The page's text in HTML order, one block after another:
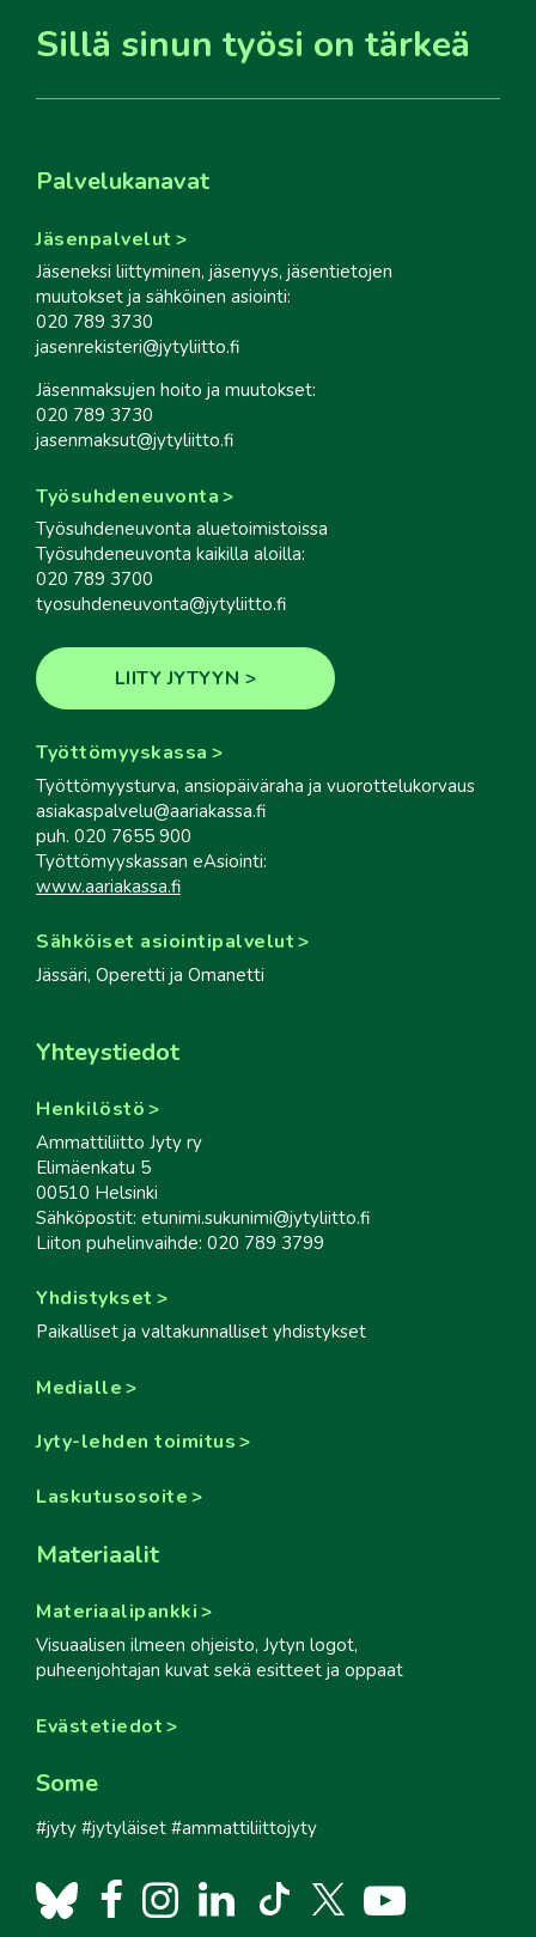
Sillä sinun työsi on tärkeä
Palvelukanavat
Jäsenpalvelut
Jäseneksi liittyminen, jäsenyys, jäsentietojen
muutokset ja sähköinen asiointi:
020 789 3730
jasenrekisteri@jytyliitto.fi
Jäsenmaksujen hoito ja muutokset:
020 789 3730
jasenmaksut@jytyliitto.fi
Työsuhdeneuvonta
Työsuhdeneuvonta aluetoimistoissa
Työsuhdeneuvonta kaikilla aloilla:
020 789 3700
tyosuhdeneuvonta@jytyliitto.fi
LIITY JYTYYN
Työttömyyskassa
Työttömyysturva, ansiopäiväraha ja vuorottelukorvaus
asiakaspalvelu@aariakassa.fi
puh. 020 7655 900
Työttömyyskassan eAsiointi:
www.aariakassa.fi
Sähköiset asiointipalvelut
Jässäri, Operetti ja Omanetti
Yhteystiedot
Henkilöstö
Ammattiliitto Jyty ry
Elimäenkatu 5
00510 Helsinki
Sähköpostit: etunimi.sukunimi@jytyliitto.fi
Liiton puhelinvaihde: 020 789 3799
Yhdistykset
Paikalliset ja valtakunnalliset yhdistykset
Medialle
Jyty-lehden toimitus
Laskutusosoite
Materiaalit
Materiaalipankki
Visuaalisen ilmeen ohjeisto, Jytyn logot,
puheenjohtajan kuvat sekä esitteet ja oppaat
Evästetiedot
Some
#jyty #jytyläiset #ammattiliittojyty